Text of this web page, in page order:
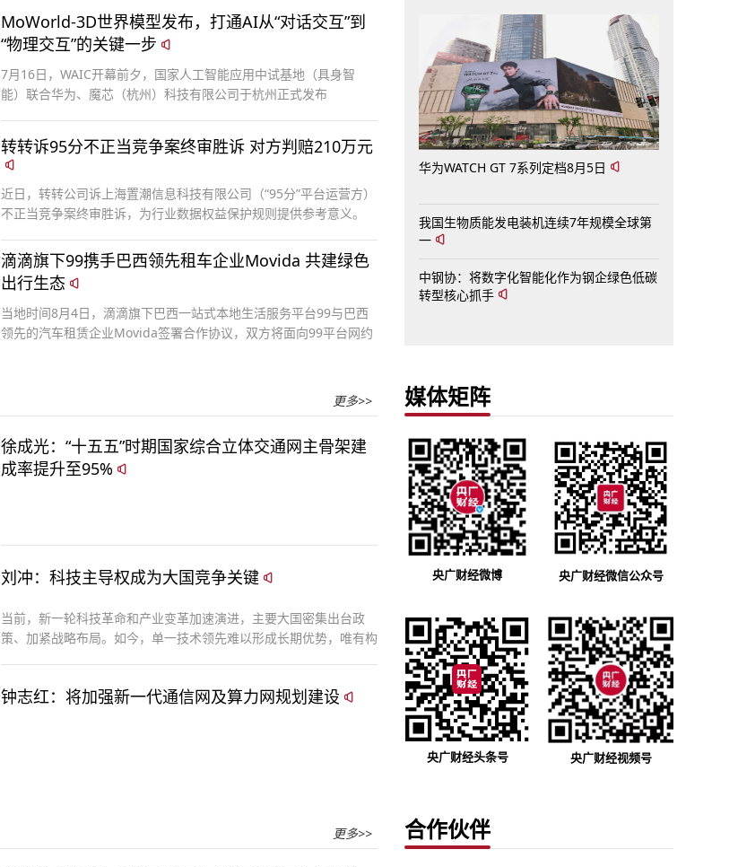
MoWorld-3D世界模型发布，打通AI从“对话交互”到
“物理交互”的关键一步
7月16日，WAIC开幕前夕，国家人工智能应用中试基地（具身智
能）联合华为、魔芯（杭州）科技有限公司于杭州正式发布
具，向全行业开放能力，支撑各领域空间智能应用快速落地。
转转诉95分不正当竞争案终审胜诉 对方判赔210万元
近日，转转公司诉上海置潮信息科技有限公司（“95分”平台运营方）
不正当竞争案终审胜诉，为行业数据权益保护规则提供参考意义。
滴滴旗下99携手巴西领先租车企业Movida 共建绿色
出行生态
当地时间8月4日，滴滴旗下巴西一站式本地生活服务平台99与巴西
领先的汽车租赁企业Movida签署合作协议，双方将面向99平台网约
场景的门槛，持续为中国新能源产业链协同出海探索新模式。
华为WATCH GT 7系列定档8月5日
我国生物质能发电装机连续7年规模全球第
一
中钢协：将数字化智能化作为钢企绿色低碳
转型核心抓手
更多>>
徐成光：“十五五”时期国家综合立体交通网主骨架建
成率提升至95%
刘冲：科技主导权成为大国竞争关键
当前，新一轮科技革命和产业变革加速演进，主要大国密集出台政
策、加紧战略布局。如今，单一技术领先难以形成长期优势，唯有构
钟志红：将加强新一代通信网及算力网规划建设
媒体矩阵
央广财经微博 央广财经微信公众号
央广财经头条号 央广财经视频号
更多>> 合作伙伴